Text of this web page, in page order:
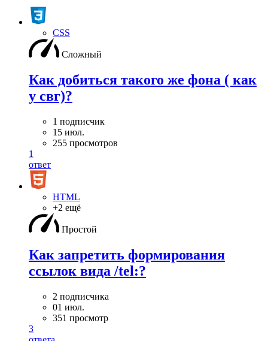
CSS
Сложный
Как добиться такого же фона ( как
у свг)?
1 подписчик
15 июл.
255 просмотров
1
ответ
HTML
+2 ещё
Простой
Как запретить формирования
ссылок вида /tel:?
2 подписчика
01 июл.
351 просмотр
3